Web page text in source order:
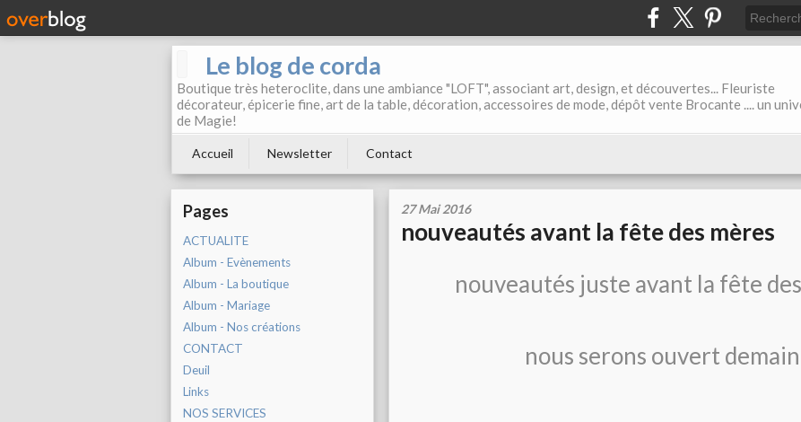
Le blog de corda
Boutique très heteroclite, dans une ambiance "LOFT", associant art, design, et découvertes... Fleuriste
décorateur, épicerie fine, art de la table, décoration, accessoires de mode, dépôt vente Brocante .... un
de Magie!
Accueil Newsletter Contact
Pages
ACTUALITE
Album - Evènements
Album - La boutique
Album - Mariage
Album - Nos créations
CONTACT
Deuil
Links
NOS SERVICES
27 Mai 2016
nouveautés avant la fête des mères
nouveautés juste avant la fête
nous serons ouvert demain